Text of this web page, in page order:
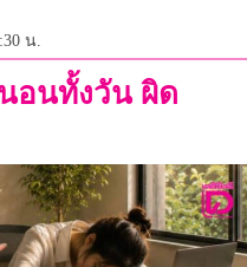
น.
อนทั้งวัน ผิด